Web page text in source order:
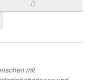
mit